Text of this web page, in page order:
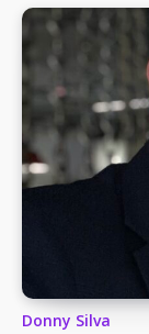
Donny Silva